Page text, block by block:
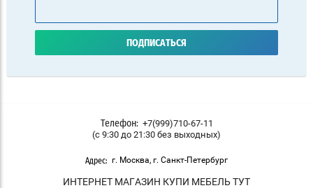
ПОДПИСАТЬСЯ
Телефон: +7(999)710-67-11
(с 9:30 до 21:30 без выходных)
Адрес: г. Москва, г. Санкт-Петербург
ИНТЕРНЕТ МАГАЗИН КУПИ МЕБЕЛЬ ТУТ